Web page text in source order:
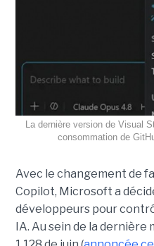
La dernière version de Visual
consommation de
Avec le changement de
Copilot, Microsoft a
développeurs pour
IA. Au sein de la dernière